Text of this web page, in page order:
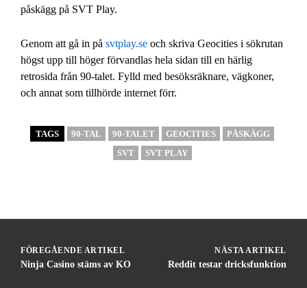
påskägg på SVT Play.
Genom att gå in på svtplay.se och skriva Geocities i sökrutan
högst upp till höger förvandlas hela sidan till en härlig
retrosida från 90-talet. Fylld med besöksräknare, vägkoner,
och annat som tillhörde internet förr.
TAGS 90-TAL 90-TALET GEOCITIES
PÅSKÄGG
SVT
SVT PLAY
FÖREGÅENDE ARTIKEL
Ninja Casino stäms av KO
NÄSTA ARTIKEL
Reddit testar dricksfunktion